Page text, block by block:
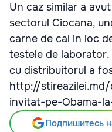
Un caz similar a
sectorul Ciocana,
carne de cal in loc
testele de
cu distribuitorul a
http://
invitat-pe-Obama-
Подпишитесь